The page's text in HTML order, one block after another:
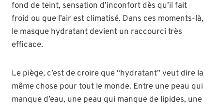
fond de teint, sensation d’inconfort dès qu’il fait
froid ou que l’air est climatisé. Dans ces moments-là,
le masque hydratant devient un raccourci très
efficace.
Le piège, c’est de croire que “hydratant” veut dire la
même chose pour tout le monde. Entre une peau qui
manque d’eau, une peau qui manque de lipides, une